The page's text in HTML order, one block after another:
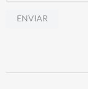
ENVIAR